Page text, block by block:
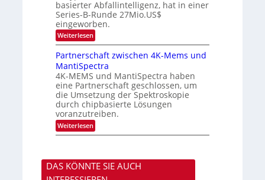
H
-
I
n
d
u
s
t
r
e
z
u
t
o
n
i
c
s
H
u
b
u
b
i
s
h
i
E
l
e
t
r
i
c
u
n
d
n
y
basierter Abfallintelligenz, hat in einer
Series-B-Runde 27Mio.US$
eingeworben.
Weiterlesen:
G
r
e
y
p
a
r
r
o
t
s
i
e
r
t
Partnerschaft zwischen 4K-Mems und
MantiSpectra
4K-MEMS und MantiSpectra haben
eine Partnerschaft geschlossen, um
die Umsetzung der Spektroskopie
durch chipbasierte Lösungen
voranzutreiben.
Weiterlesen:
P
t
n
DAS KÖNNTE SIE AUCH